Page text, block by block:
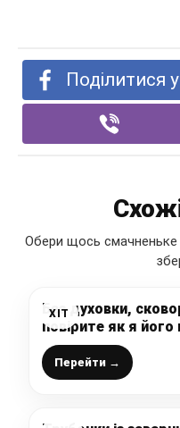
Поділитися
Обери щось смачненьке
ХІТ
Без духовки,
повірите як я його
смачненький
кремом, з розряду
Перейти →